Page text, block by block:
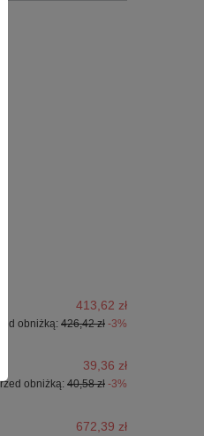
413,62 zł
obniżką: 426,42 zł -3%
39,36 zł
obniżką: 40,58 zł -3%
672,39 zł